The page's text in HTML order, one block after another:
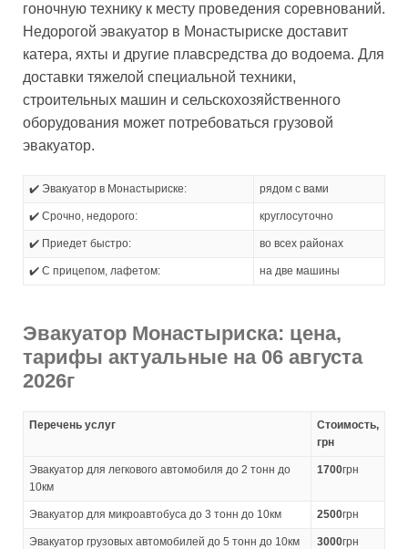
гоночную технику к месту проведения соревнований.
Недорогой эвакуатор в Монастыриске доставит
катера, яхты и другие плавсредства до водоема. Для
доставки тяжелой специальной техники,
строительных машин и сельскохозяйственного
оборудования может потребоваться грузовой
эвакуатор.
✔️ Эвакуатор в Монастыриске: рядом с вами
✔️ Срочно, недорого: круглосуточно
✔️ Приедет быстро: во всех районах
✔️ С прицепом, лафетом: на две машины
Эвакуатор Монастыриска: цена,
тарифы актуальные на 06 августа
2026г
Перечень услуг
Стоимость,
грн
Эвакуатор для легкового автомобиля до 2 тонн до
10км
1700грн
Эвакуатор для микроавтобуса до 3 тонн до 10км 2500грн
Эвакуатор грузовых автомобилей до 5 тонн до 10км 3000грн